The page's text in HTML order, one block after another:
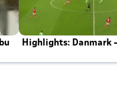
Highlights: Danmark